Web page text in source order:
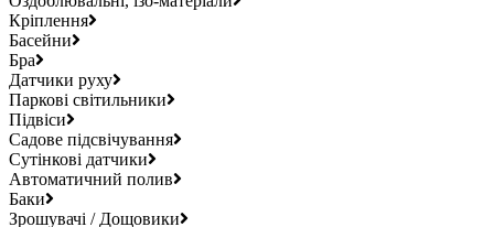
Кріплення
Басейни
Бра
Датчики руху
Паркові світильники
Підвіси
Садове підсвічування
Сутінкові датчики
Автоматичний полив
Баки
Зрошувачі / Дощовики